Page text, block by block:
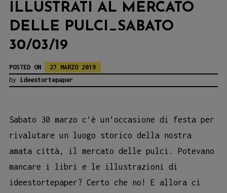
ILLUSTRATI AL MERCATO
DELLE PULCI_SABATO
30/03/19
POSTED ON
27 MARZO 2019
by ideestortepaper
Sabato 30 marzo c’è un’occasione di festa per
rivalutare un luogo storico della nostra
amata città, il mercato delle pulci. Potevano
mancare i libri e le illustrazioni di
ideestortepaper? Certo che no! E allora ci